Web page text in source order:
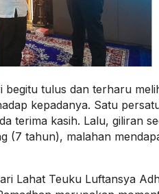
begitu tulus dan terharu
kepadanya. Satu
terima kasih. Lalu, giliran
(7 tahun), malahan
Lahat Teuku Luftansya